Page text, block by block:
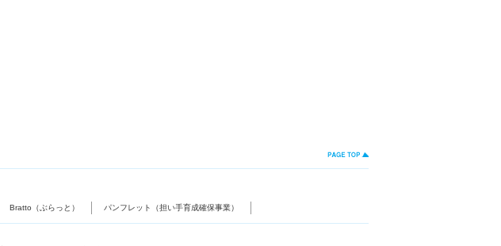
Bratto（ぶらっと） パンフレット（担い手育成確保事業）